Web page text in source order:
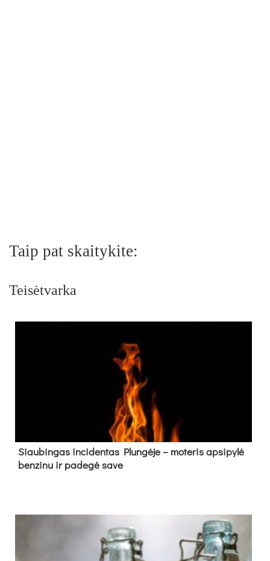
Taip pat skaitykite:
Teisėtvarka
Siau­bin­gas in­ci­den­tas Plun­gė­je – mo­te­ris ap­si­py­lė
ben­zi­nu ir pa­de­gė sa­ve